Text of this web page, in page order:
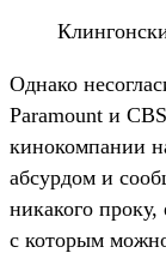
Однако
Paramount и
кинокомпании
абсурдом и
никакого
с которым